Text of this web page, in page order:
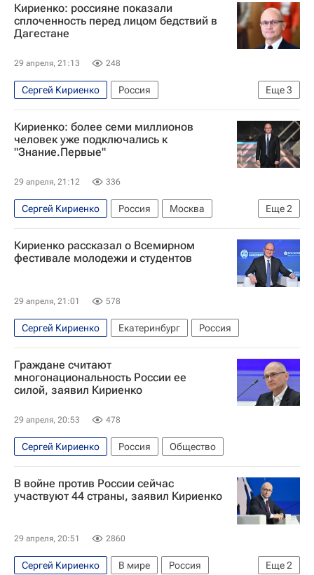
Кириенко: россияне показали
сплоченность перед лицом бедствий в
Дагестане
29 апреля, 21:13 248
Еще3
Сергей Кириенко
Россия
Республика Дагестан
Махачкала
Наводнение в Дагестане
Кириенко: более семи миллионов
человек уже подключались к
"Знание.Первые"
29 апреля, 21:12 336
Еще2
Сергей Кириенко Россия
Москва
Манеж
Общество
Кириенко рассказал о Всемирном
фестивале молодежи и студентов
29 апреля, 21:01 578
Сергей Кириенко Екатеринбург Россия
Граждане считают
многонациональность России ее
силой, заявил Кириенко
29 апреля, 20:53 478
Сергей Кириенко Россия Общество
В войне против России сейчас
участвуют 44 страны, заявил Кириенко
29 апреля, 20:51 2860
Еще2
Сергей Кириенко В мире
Россия